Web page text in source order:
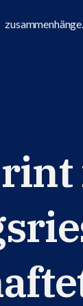
zusammenhänge.